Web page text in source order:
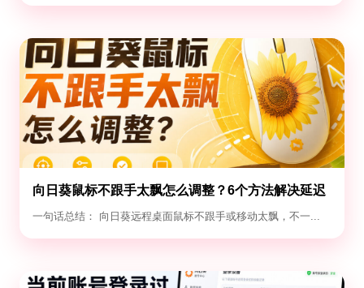
向日葵鼠标不跟手太飘怎么调整？6个方法解决延迟
与漂移
一句话总结： 向日葵远程桌面鼠标不跟手或移动太飘，不一...